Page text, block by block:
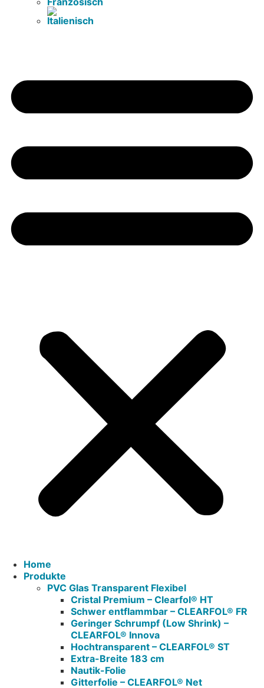
Home
Produkte
PVC Glas Transparent Flexibel
Cristal Premium – Clearfol® HT
Schwer entflammbar – CLEARFOL® FR
Geringer Schrumpf (Low Shrink) –
CLEARFOL® Innova
Hochtransparent – CLEARFOL® ST
Extra-Breite 183 cm
Nautik-Folie
Gitterfolie – CLEARFOL® Net